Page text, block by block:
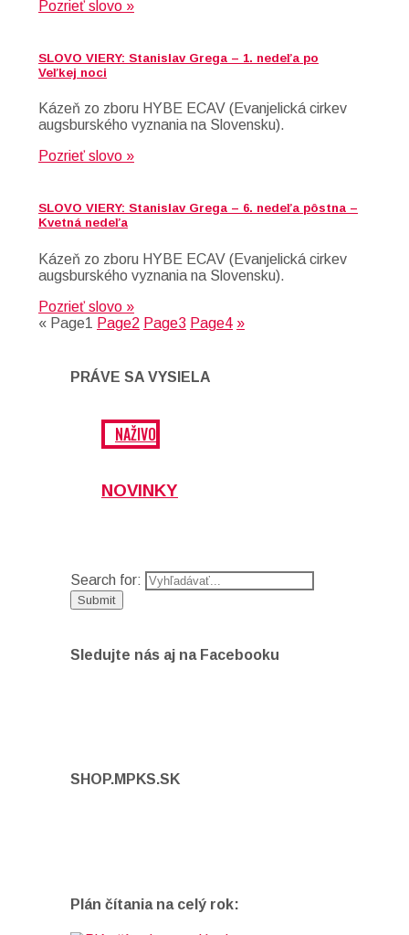
Pozrieť slovo »
SLOVO VIERY: Stanislav Grega – 1. nedeľa po
Veľkej noci
Kázeň zo zboru HYBE ECAV (Evanjelická cirkev
augsburského vyznania na Slovensku).
Pozrieť slovo »
SLOVO VIERY: Stanislav Grega – 6. nedeľa pôstna –
Kvetná nedeľa
Kázeň zo zboru HYBE ECAV (Evanjelická cirkev
augsburského vyznania na Slovensku).
Pozrieť slovo »
« Page1 Page2 Page3 Page4 »
PRÁVE SA VYSIELA
NAŽIVO
NOVINKY
Search for:
Sledujte nás aj na Facebooku
SHOP.MPKS.SK
Plán čítania na celý rok: